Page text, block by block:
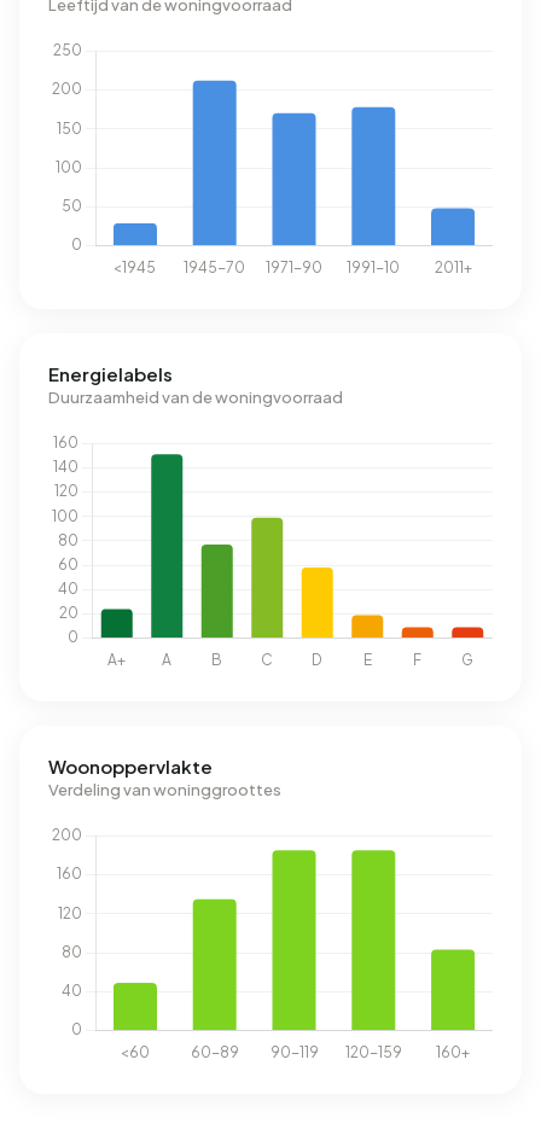
Leeftijd van de woningvoorraad
Energielabels
Duurzaamheid van de woningvoorraad
Woonoppervlakte
Verdeling van woninggroottes